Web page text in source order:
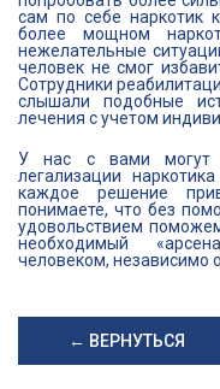
сам по себе наркотик
более мощном
нежелательные
человек не смог
Сотрудники
слышали подобные
лечения с учетом
У нас с вами могут
легализации
каждое решение
понимаете, что без
удовольствием
необходимый
человеком, независимо
← ВЕРНУТЬСЯ